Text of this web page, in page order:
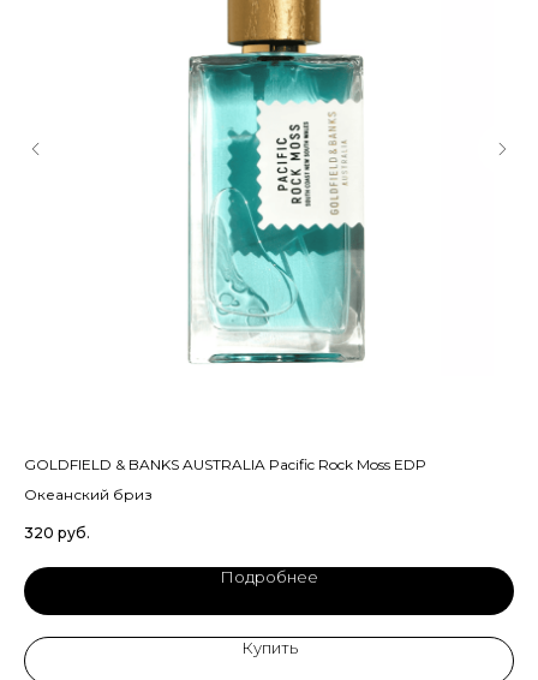
GOLDFIELD & BANKS AUSTRALIA Pacific Rock Moss EDP
Океанский бриз
320 руб.
Подробнее
Купить